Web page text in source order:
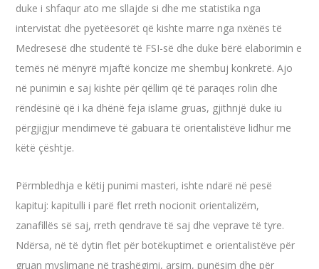
duke i shfaqur ato me sllajde si dhe me statistika nga
intervistat dhe pyetëesorët që kishte marre nga nxënës të
Medresesë dhe studentë të FSI-së dhe duke bërë elaborimin e
temës në mënyrë mjaftë koncize me shembuj konkretë. Ajo
në punimin e saj kishte për qëllim që të paraqes rolin dhe
rëndësinë që i ka dhënë feja islame gruas, gjithnjë duke iu
përgjigjur mendimeve të gabuara të orientalistëve lidhur me
këtë çështje.
Përmbledhja e këtij punimi masteri, ishte ndarë në pesë
kapituj: kapitulli i parë flet rreth nocionit orientalizëm,
zanafillës së saj, rreth qendrave të saj dhe veprave të tyre.
Ndërsa, në të dytin flet për botëkuptimet e orientalistëve për
gruan myslimane në trashëgimi, arsim, punësim dhe për